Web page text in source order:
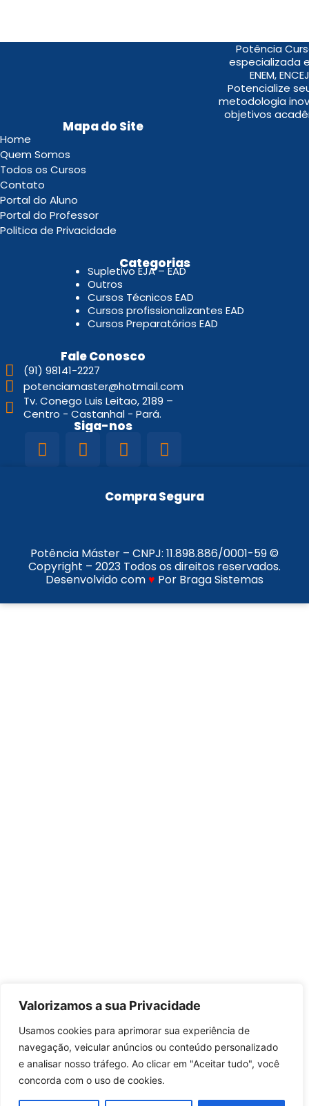
Valorizamos a sua Privacidade
Usamos cookies para aprimorar sua experiência de
navegação, veicular anúncios ou conteúdo personalizado
e analisar nosso tráfego. Ao clicar em "Aceitar tudo", você
concorda com o uso de cookies.
Potência
especializada
ENEM,
Potencialize
metodologia
objetivos
Mapa do Site
Home
Quem Somos
Todos os Cursos
Contato
Portal do Aluno
Portal do Professor
Politica de Privacidade
Categorias
Supletivo EJA – EAD
Outros
Cursos Técnicos EAD
Cursos profissionalizantes EAD
Cursos Preparatórios EAD
Fale Conosco
(91) 98141-2227
potenciamaster@hotmail.com
Tv. Conego Luis Leitao, 2189 –
Centro - Castanhal - Pará.
Siga-nos
Compra Segura
Potência Máster – CNPJ: 11.898.886/0001-59©
Copyright – 2023 Todos os direitos reservados.
Desenvolvido com♥ Por Braga Sistemas